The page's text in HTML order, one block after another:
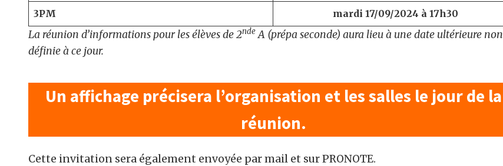
3PM mardi 17/09/2024 à 17h30
La réunion d’informations pour les élèves de 2ndeA (prépa seconde) aura lieu à une date ultérieure non
définie à ce jour.
Un affichage précisera l’organisation et les salles le jour de la
réunion.
Cette invitation sera également envoyée par mail et sur PRONOTE.